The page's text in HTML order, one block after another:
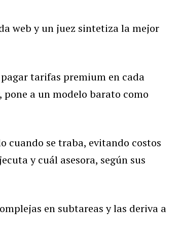
web y un juez sintetiza la mejor
tarifas premium en cada
a un modelo barato como
cuando se traba, evitando costos
y cuál asesora, según sus
en subtareas y las deriva a